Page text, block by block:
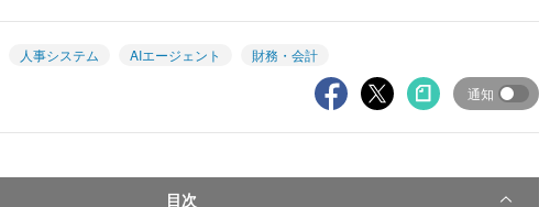
人事システム AIエージェント 財務・会計
通知
目次